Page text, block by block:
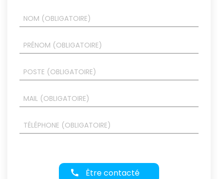
Être contacté